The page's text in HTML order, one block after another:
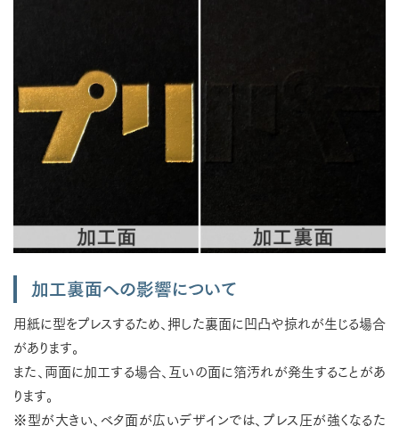
加工裏面への影響について
用紙に型をプレスするため、押した裏面に凹凸や掠れが生じる場合
があります。
また、両面に加工する場合、互いの面に箔汚れが発生することがあ
ります。
※型が大きい、ベタ面が広いデザインでは、プレス圧が強くなるた